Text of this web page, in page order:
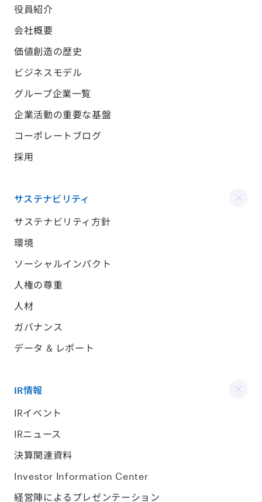
役員紹介
会社概要
価値創造の歴史
ビジネスモデル
グループ企業一覧
企業活動の重要な基盤
コーポレートブログ
採用
サステナビリティ
サステナビリティ方針
環境
ソーシャルインパクト
人権の尊重
人材
ガバナンス
データ & レポート
IR情報
IRイベント
IRニュース
決算関連資料
Investor Information Center
経営陣によるプレゼンテーション